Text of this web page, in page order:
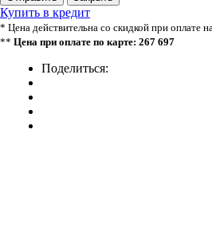
Купить в кредит
* Цена действительна со скидкой при оплате
** Цена при оплате по карте: 267 697
Поделиться: